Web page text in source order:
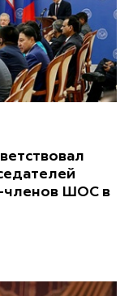
членов ШОС в